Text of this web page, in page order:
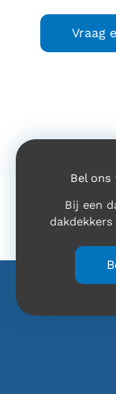
Vraag
Bel ons
Bij een